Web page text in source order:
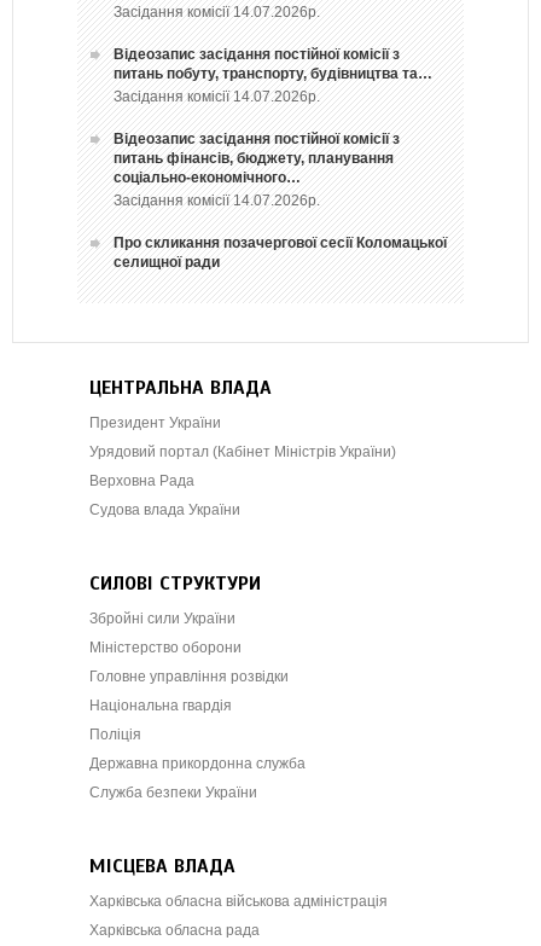
Засідання комісії 14.07.2026р.
Відеозапис засідання постійної комісії з
питань побуту, транспорту, будівництва та…
Засідання комісії 14.07.2026р.
Відеозапис засідання постійної комісії з
питань фінансів, бюджету, планування
соціально-економічного…
Засідання комісії 14.07.2026р.
Про скликання позачергової сесії Коломацької
селищної ради
ЦЕНТРАЛЬНА ВЛАДА
Президент України
Урядовий портал (Кабінет Міністрів України)
Верховна Рада
Судова влада України
СИЛОВІ СТРУКТУРИ
Збройні сили України
Міністерство оборони
Головне управління розвідки
Національна гвардія
Поліція
Державна прикордонна служба
Служба безпеки України
МІСЦЕВА ВЛАДА
Харківська обласна військова адміністрація
Харківська обласна рада